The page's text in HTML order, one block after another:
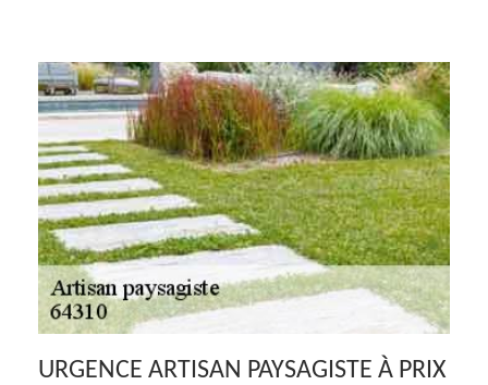
URGENCE ARTISAN PAYSAGISTE À PRIX